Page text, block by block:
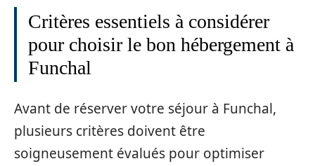
Critères essentiels à considérer
pour choisir le bon hébergement à
Funchal
Avant de réserver votre séjour à Funchal,
plusieurs critères doivent être
soigneusement évalués pour optimiser